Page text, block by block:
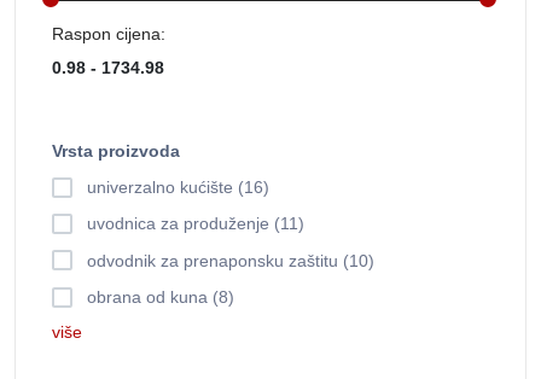
Raspon cijena:
Vrsta proizvoda
univerzalno kućište (16)
uvodnica za produženje (11)
odvodnik za prenaponsku zaštitu (10)
obrana od kuna (8)
više